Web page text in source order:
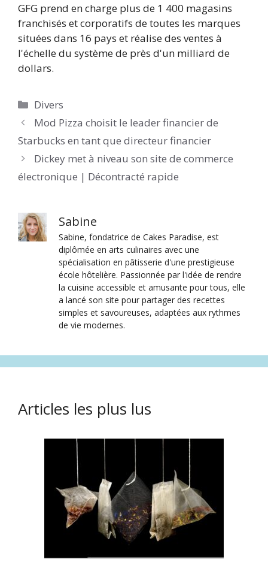
GFG prend en charge plus de 1 400 magasins
franchisés et corporatifs de toutes les marques
situées dans 16 pays et réalise des ventes à
l'échelle du système de près d'un milliard de
dollars.
Catégories
Divers
Mod Pizza choisit le leader financier de
Starbucks en tant que directeur financier
Dickey met à niveau son site de commerce
électronique | Décontracté rapide
Sabine
Sabine, fondatrice de Cakes Paradise, est
diplômée en arts culinaires avec une
spécialisation en pâtisserie d'une prestigieuse
école hôtelière. Passionnée par l'idée de rendre
la cuisine accessible et amusante pour tous, elle
a lancé son site pour partager des recettes
simples et savoureuses, adaptées aux rythmes
de vie modernes.
Articles les plus lus